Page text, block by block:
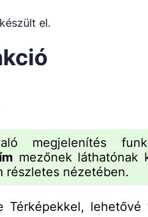
angolról, és nem került
el.
megjelenítés
mezőnek láthatónak
részletes nézetében.
Térképekkel, lehetővé